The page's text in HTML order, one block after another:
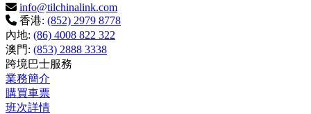
info@tilchinalink.com
香港: (852) 2979 8778
內地: (86) 4008 822 322
澳門: (853) 2888 3338
跨境巴士服務
業務簡介
購買車票
班次詳情